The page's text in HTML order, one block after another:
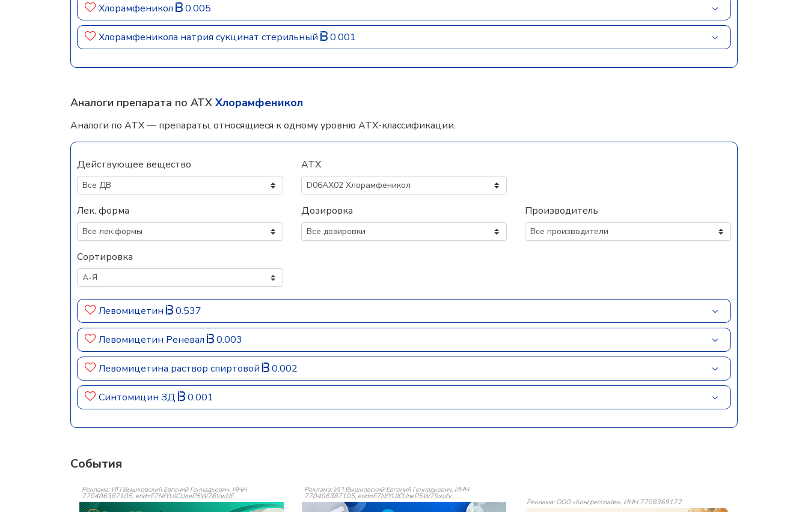
Хлорамфеникол 0.005
Хлорамфеникола натрия сукцинат стерильный 0.001
Аналоги препарата по АТХ Хлорамфеникол
Аналоги по АТХ — препараты, относящиеся к одному уровню АТХ-классификации.
Действующее вещество АТХ
Лек. форма Дозировка Производитель
Сортировка
Левомицетин 0.537
Левомицетин Реневал 0.003
Левомицетина раствор спиртовой 0.002
Синтомицин ЗД 0.001
События
Реклама: ИП Вышковский Евгений Геннадьевич, ИНН
770406387105, erid=F7NfYUJCUneP5W78VwNF
Реклама: ИП Вышковский Евгений Геннадьевич, ИНН
770406387105, erid=F7NfYUJCUneP5W79xufv
Реклама: ООО «Конгресслайн», ИНН 7708369172